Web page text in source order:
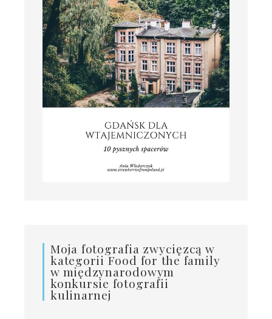
Moja fotografia zwycięzcą w
kategorii Food for the family
w międzynarodowym
konkursie fotografii
kulinarnej